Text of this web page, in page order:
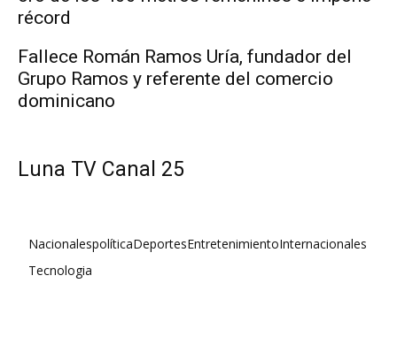
récord
Fallece Román Ramos Uría, fundador del
Grupo Ramos y referente del comercio
dominicano
Luna TV Canal 25
NacionalespolíticaDeportesEntretenimientoInternacionales
Tecnologia